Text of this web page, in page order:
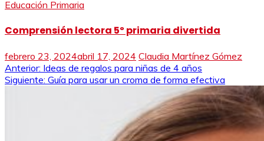
Educación Primaria
Comprensión lectora 5º primaria divertida
febrero 23, 2024abril 17, 2024 Claudia Martínez Gómez
Navegación
Anterior: Ideas de regalos para niñas de 4 años
Siguiente: Guía para usar un croma de forma efectiva